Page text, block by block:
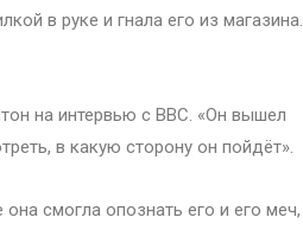
в руке и гнала его из магазина.
на интервью с BBC. «Он вышел
в какую сторону он пойдёт».
смогла опознать его и его меч,